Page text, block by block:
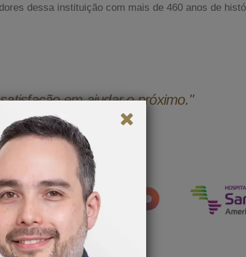
dessa instituição com mais de 460 anos de
em ajudar o próximo."